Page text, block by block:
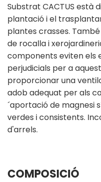
Substrat CACTUS està
plantació i el
plantes crasses.
de rocalla i
components eviten els
perjudicials per a
proporcionar una
adob adequat per als
´aportació de magnesi
verdes i consistents.
d'arrels.
COMPOSICIÓ